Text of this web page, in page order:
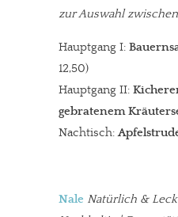
zur Auswahl
Hauptgang I:
12,50)
Hauptgang II:
gebratenem
Nachtisch:
Nale Natürlich &